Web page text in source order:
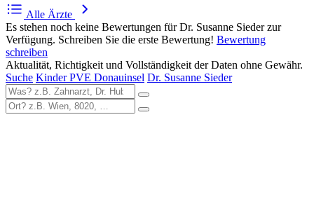
Alle Ärzte
Es stehen noch keine Bewertungen für Dr. Susanne Sieder zur
Verfügung. Schreiben Sie die erste Bewertung! Bewertung
schreiben
Aktualität, Richtigkeit und Vollständigkeit der Daten ohne Gewähr.
Suche Kinder PVE Donauinsel Dr. Susanne Sieder